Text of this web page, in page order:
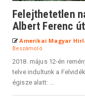
Felejthetetlen
Albert Ferenc
Amerikai Magyar
Beszámoló
2018. május 12-én
telve indultunk a
égisze alatt: ...